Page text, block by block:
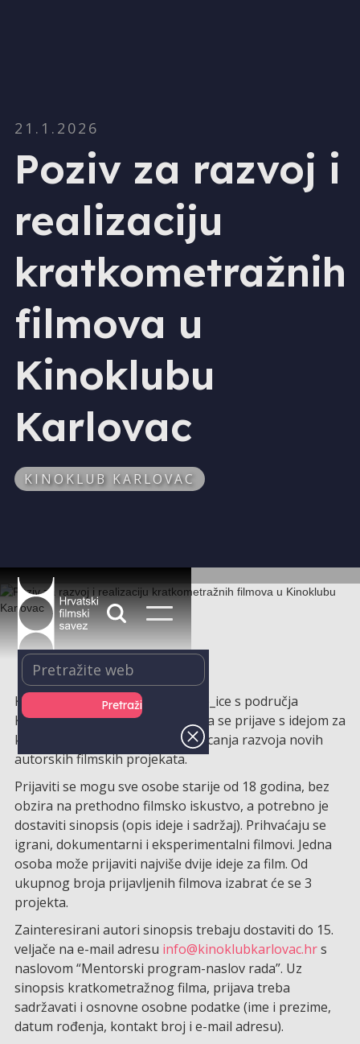
21.1.2026
Poziv za razvoj i
realizaciju
kratkometražnih
filmova u
Kinoklubu
Karlovac
KINOKLUB KARLOVAC
Kinoklub Karlovac poziva autore_ice s područja
Karlovca i Karlovačke županije da se prijave s idejom za
kratkometražni film s ciljem poticanja razvoja novih
autorskih filmskih projekata.
Prijaviti se mogu sve osobe starije od 18 godina, bez
obzira na prethodno filmsko iskustvo, a potrebno je
dostaviti sinopsis (opis ideje i sadržaj). Prihvaćaju se
igrani, dokumentarni i eksperimentalni filmovi. Jedna
osoba može prijaviti najviše dvije ideje za film. Od
ukupnog broja prijavljenih filmova izabrat će se 3
projekta.
Zainteresirani autori sinopsis trebaju dostaviti do 15.
veljače na e-mail adresu info@kinoklubkarlovac.hrs
naslovom “Mentorski program-naslov rada”. Uz
sinopsis kratkometražnog filma, prijava treba
sadržavati i osnovne osobne podatke (ime i prezime,
datum rođenja, kontakt broj i e-mail adresu).